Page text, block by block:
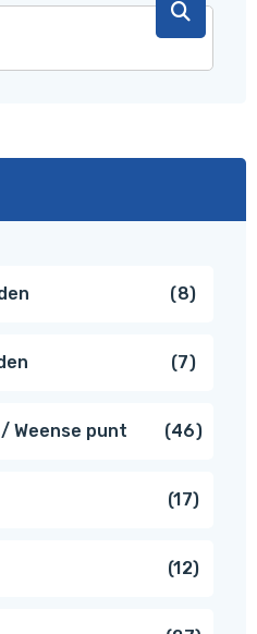
88
77
Weense punt 4646
1717
1212